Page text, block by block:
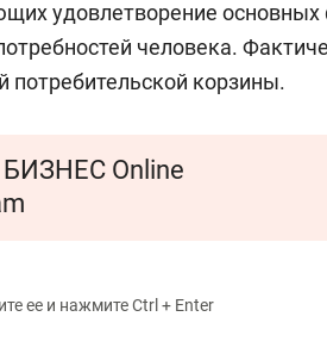
удовлетворение основных
человека.
потребительской корзины.
БИЗНЕС Online
ее и нажмите Ctrl + Enter